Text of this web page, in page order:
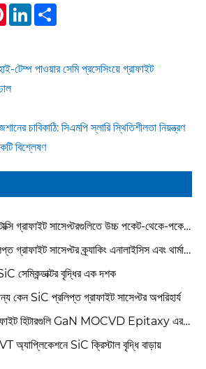
PinterestLinkedIn
পাওয়ার সেমি প্রসেসিংয়ে গ্রাফাইট
চাবিকাঠি: সিএমপি স্লারি স্থিতিশীলতা নিয়ন্ত্রণ
বিশ্লেষণ
গ্রাফাইট সাসেপ্টরগুলিতে উচ্চ পকেট-থেকে-পকেট
সাসেপ্টর ক্র্যাকিং এনালাইসিস এবং থার্মাল
সেমিকন্ডাক্টর বৃদ্ধির এক দশক
জন্য কেন SiC প্রলিপ্ত গ্রাফাইট সাসেপ্টর অপরিহার্য
হিটারগুলি GaN MOCVD Epitaxy এর
অ্যাপ্লিকেশনে SiC ক্রিস্টাল বৃদ্ধি বাড়ায়